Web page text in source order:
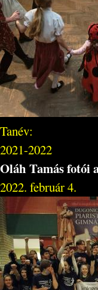
Tanév:
2021-2022
Oláh Tamás fotói
2022. február 4.